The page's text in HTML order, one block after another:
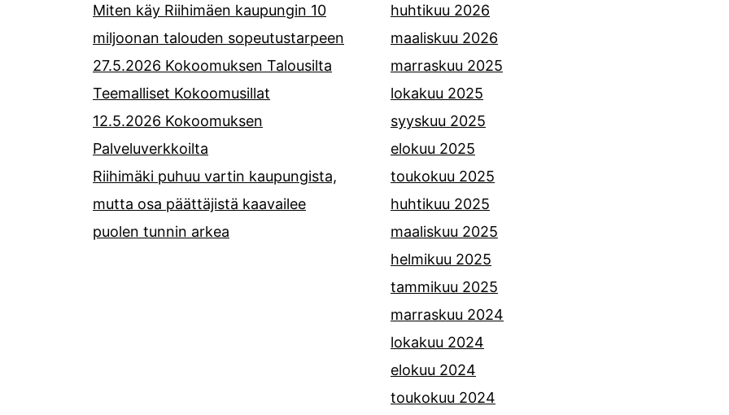
Miten käy Riihimäen kaupungin 10
miljoonan talouden sopeutustarpeen
27.5.2026 Kokoomuksen Talousilta
Teemalliset Kokoomusillat
12.5.2026 Kokoomuksen
Palveluverkkoilta
Riihimäki puhuu vartin kaupungista,
mutta osa päättäjistä kaavailee
puolen tunnin arkea
huhtikuu 2026
maaliskuu 2026
marraskuu 2025
lokakuu 2025
syyskuu 2025
elokuu 2025
toukokuu 2025
huhtikuu 2025
maaliskuu 2025
helmikuu 2025
tammikuu 2025
marraskuu 2024
lokakuu 2024
elokuu 2024
toukokuu 2024